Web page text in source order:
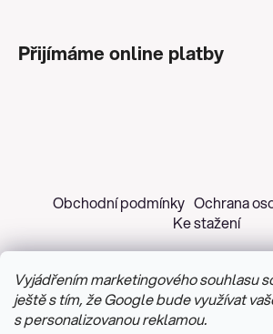
Vyjádřením marketingového souhlasu
ještě s tím, že Google bude využívat
s personalizovanou reklamou.
Přijímáme online platby
Obchodní podmínky Ochrana
Ke stažení